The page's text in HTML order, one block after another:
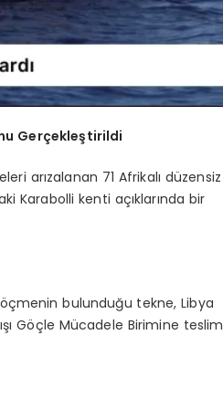
Gerçekleştirildi
arızalanan 71 Afrikalı düzensiz
Karabolli kenti açıklarında bir
bulunduğu tekne, Libya
Göçle Mücadele Birimine teslim